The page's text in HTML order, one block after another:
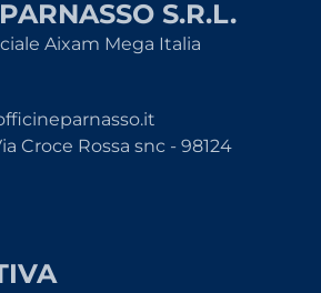
S.R.L.
Aixam Mega Italia
Croce Rossa snc - 98124